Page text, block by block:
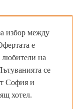
избор между
е
на
се
София и
хотел.